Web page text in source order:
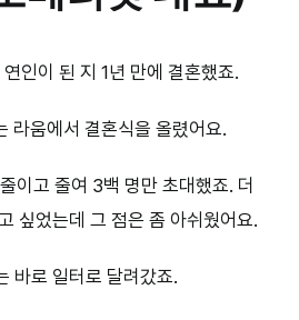
인이 된 지 1년 만에 결혼했죠.
라움에서 결혼식을 올렸어요.
이고 줄여 3백 명만 초대했죠. 더
싶었는데 그 점은 좀 아쉬웠어요.
바로 일터로 달려갔죠.